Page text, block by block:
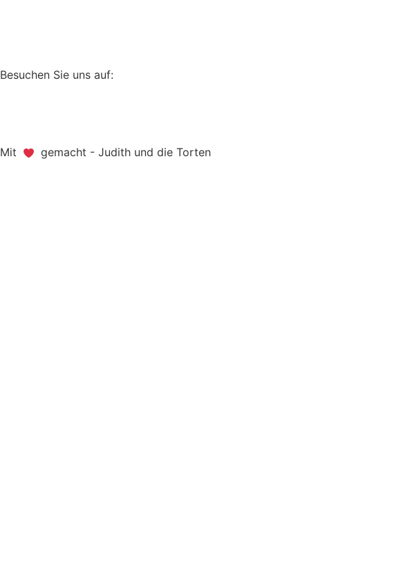
Besuchen Sie uns auf:
Mit gemacht - Judith und die Torten